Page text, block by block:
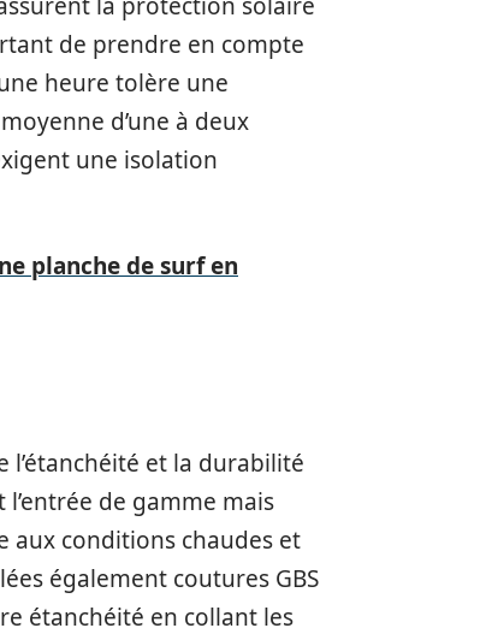
de prendre en compte
heure tolère une
d’une à deux
une isolation
planche de surf en
l’étanchéité et la durabilité
de gamme mais
aux conditions chaudes et
également coutures GBS
étanchéité en collant les